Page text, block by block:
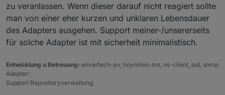
zu veranlassen. Wenn dieser darauf nicht reagiert sollte
man von einer eher kurzen und unklaren Lebensdauer
des Adapters ausgehen. Support meiner-/unsererseits
für solche Adapter ist mit sicherheit minimalistisch.
Entwicklung u Betreuung: envertech-pv, hoymiles-ms, ns-client, pid, snmp
Adapter;
Support Repositoryverwaltung.